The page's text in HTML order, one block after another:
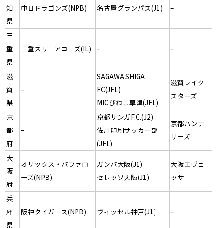
知
県
中日ドラゴンズ(NPB) 名古屋グランパス(J1) –
三
重
県
三重スリーアローズ(IL) – –
滋
賀
県
–
SAGAWA SHIGA
FC(JFL)
MIOびわこ草津(JFL)
滋賀レイク
スターズ
京
都
府
–
京都サンガF.C.(J2)
佐川印刷サッカー部
(JFL)
京都ハンナ
リーズ
大
阪
府
オリックス・バファロ
ーズ(NPB)
ガンバ大阪(J1)
セレッソ大阪(J1)
大阪エヴェ
ッサ
兵
庫
県
阪神タイガース(NPB) ヴィッセル神戸(J1) –